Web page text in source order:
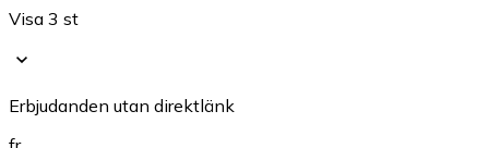
Visa 3 st
Erbjudanden utan direktlänk